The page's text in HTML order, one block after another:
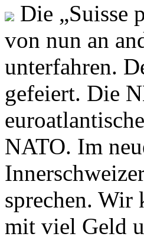
Die „Suisse
von nun an
unterfahren.
gefeiert. Die
NATO. Im
sprechen. Wir
mit viel Geld